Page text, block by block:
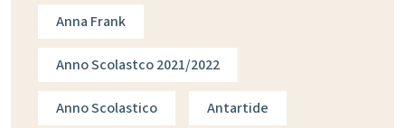
Anna Frank
Anno Scolastco 2021/2022
Anno Scolastico Antartide